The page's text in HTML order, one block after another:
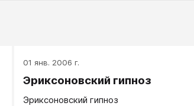
01 янв. 2006 г.
Эриксоновский гипноз
Эриксоновский гипноз